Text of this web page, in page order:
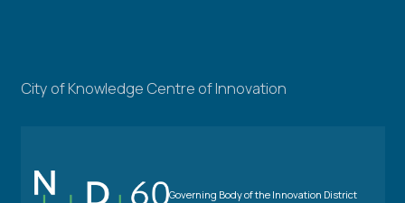
City of Knowledge Centre of Innovation
Governing Body of the Innovation District